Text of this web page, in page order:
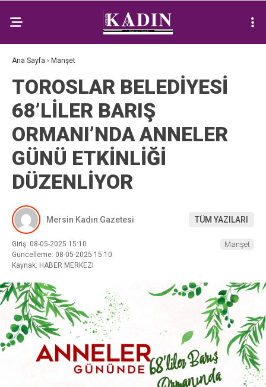
Ana Sayfa › Manşet
TOROSLAR BELEDİYESİ
68’LİLER BARIŞ
ORMANI’NDA ANNELER
GÜNÜ ETKİNLİĞİ
DÜZENLİYOR
Mersin Kadın Gazetesi TÜM YAZILARI
Giriş: 08-05-2025 15:10
Güncelleme: 08-05-2025 15:10
Kaynak: HABER MERKEZI
Manşet